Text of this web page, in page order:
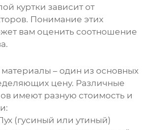
куртки зависит от
Понимание этих
вам оценить соотношение
– один из основных
цену. Различные
имеют разную стоимость и
(гусиный или утиный)